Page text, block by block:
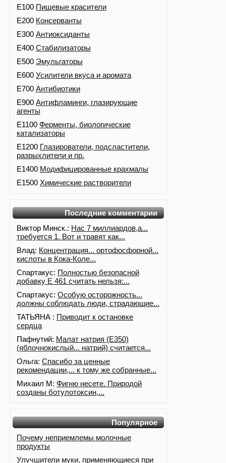
E100 Пищевые красители
E200 Консерванты
E300 Антиоксиданты
E400 Стабилизаторы
E500 Эмульгаторы
E600 Усилители вкуса и аромата
E700 Антибиотики
E900 Антифламинги, глазирующие
агенты
E1100 Ферменты, биологические
катализаторы
E1200 Глазирователи, подсластители,
разрыхлители и пр.
E1400 Модифицированные крахмалы
E1500 Химические растворители
Последние комментарии
Виктор Минск.: Нас 7 миллиардов,а...
требуется 1. Вот и травят как...
Влад: Концентрация... ортофосфорной...
кислоты в Кока-Коле...
Спартакус: Полностью безопасной
добавку Е 461 считать нельзя:...
Спартакус: Особую осторожность...
должны соблюдать люди, страдающие...
ТАТЬЯНА : Приводит к остановке
сердца
Пафнутий: Малат натрия (E350)
(яблочнокислый... натрий) считается...
Ольга: Спасибо за ценные
рекомендации,... к тому же собранные...
Михаил М: Фигню несете. Природой
созданы ботулотоксин,...
Популярное
Почему неприемлемы молочные
продукты
Улучшители муки, применяющиеся при